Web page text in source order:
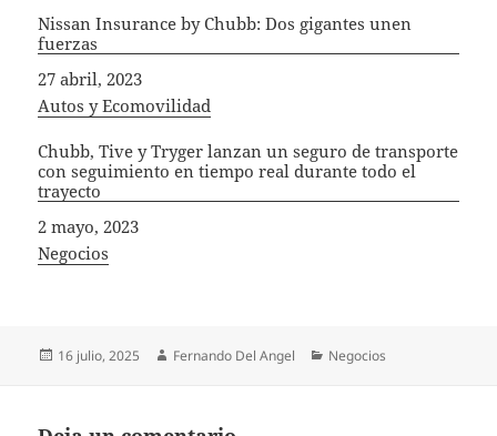
Nissan Insurance by Chubb: Dos gigantes unen
fuerzas
Fecha
27 abril, 2023
In relation to
Autos y Ecomovilidad
Chubb, Tive y Tryger lanzan un seguro de transporte
con seguimiento en tiempo real durante todo el
trayecto
Fecha
2 mayo, 2023
In relation to
Negocios
Publicado
16 julio, 2025 Autor
Fernando Del Angel Categorías
Negocios